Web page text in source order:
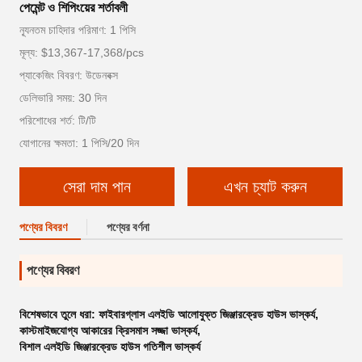
পেমেন্ট ও শিপিংয়ের শর্তাবলী
ন্যূনতম চাহিদার পরিমাণ: 1 পিসি
মূল্য: $13,367-17,368/pcs
প্যাকেজিং বিবরণ: উডেনবক্স
ডেলিভারি সময়: 30 দিন
পরিশোধের শর্ত: টি/টি
যোগানের ক্ষমতা: 1 পিসি/20 দিন
সেরা দাম পান এখন চ্যাট করুন
পণ্যের বিবরণ পণ্যের বর্ণনা
পণ্যের বিবরণ
বিশেষভাবে তুলে ধরা: ফাইবারগ্লাস এলইডি আলোযুক্ত জিঞ্জারক্রেড হাউস ভাস্কর্য,
কাস্টমাইজযোগ্য আকারের ক্রিসমাস সজ্জা ভাস্কর্য,
বিশাল এলইডি জিঞ্জারক্রেড হাউস গতিশীল ভাস্কর্য